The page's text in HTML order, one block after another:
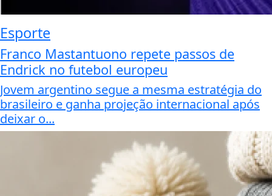
Esporte
Franco Mastantuono repete passos de
Endrick no futebol europeu
Jovem argentino segue a mesma estratégia do
brasileiro e ganha projeção internacional após
deixar o...